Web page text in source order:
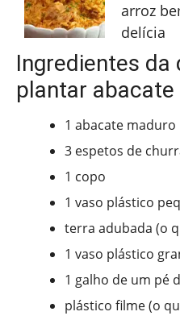
arroz
delícia
Ingredientes da
plantar abacate
1 abacate maduro
3 espetos de
1 copo
1 vaso plástico
terra adubada (o
1 vaso plástico
1 galho de um pé
plástico filme (o